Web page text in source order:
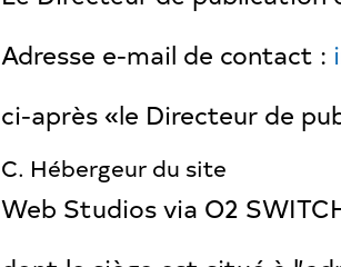
Adresse e-mail de contact :
ci-après «le Directeur de
C. Hébergeur du site
Web Studios via O2